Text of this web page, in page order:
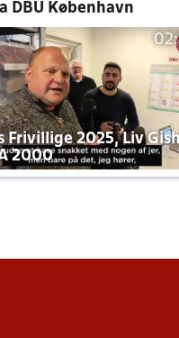
DBU København
Frivillige 2025, Liv
2000